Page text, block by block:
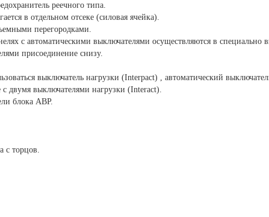
реечного типа.
в отдельном отсеке (силовая ячейка).
перегородками.
с автоматическими выключателями осуществляются в специально
присоединение снизу.
выключатель нагрузки (Interpact) , автоматический
двумя выключателями нагрузки (Interact).
блока АВР.
с торцов.